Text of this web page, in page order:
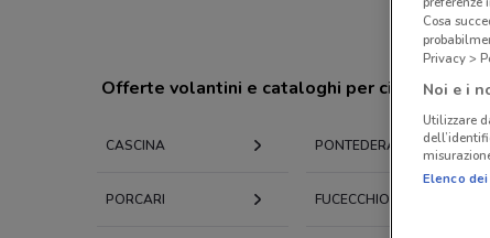
Offerte volantini e cataloghi per città nelle
CASCINA PONTEDERA
PORCARI FUCECCHIO
Cosa
Privacy >
Noi e i
Utilizzare
Elenco